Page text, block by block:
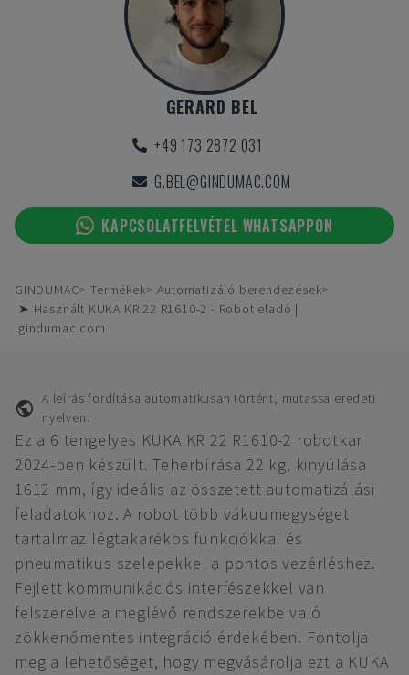
GERARD BEL
+49 173 2872 031
G.BEL@GINDUMAC.COM
KAPCSOLATFELVÉTEL WHATSAPPON
GINDUMAC Termékek
Automatizáló berendezések
➤ Használt KUKA KR 22 R1610-2 - Robot eladó |
gindumac.com
A leírás fordítása automatikusan történt, mutassa eredeti
nyelven.
Ez a 6 tengelyes KUKA KR 22 R1610-2 robotkar
2024-ben készült. Teherbírása 22 kg, kinyúlása
1612 mm, így ideális az összetett automatizálási
feladatokhoz. A robot több vákuumegységet
tartalmaz légtakarékos funkciókkal és
pneumatikus szelepekkel a pontos vezérléshez.
Fejlett kommunikációs interfészekkel van
felszerelve a meglévő rendszerekbe való
zökkenőmentes integráció érdekében. Fontolja
meg a lehetőséget, hogy megvásárolja ezt a KUKA